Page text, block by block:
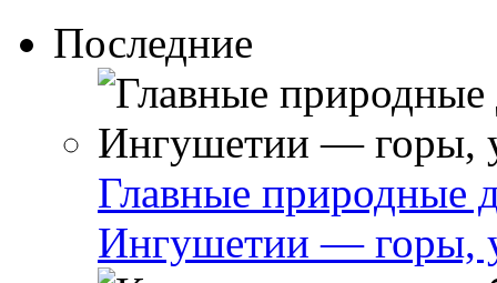
Последние
Главные природные
Ингушетии — горы,